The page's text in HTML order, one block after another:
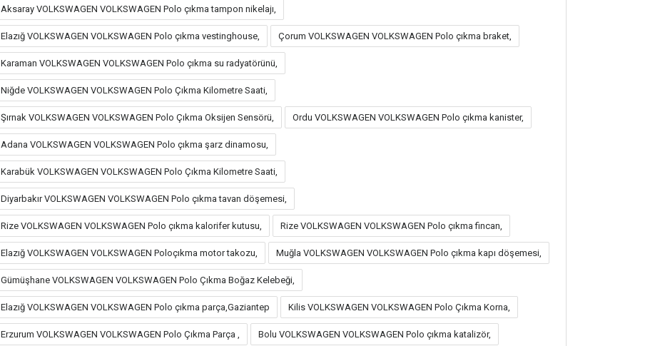
Aksaray VOLKSWAGEN VOLKSWAGEN Polo çıkma tampon nikelajı,
Elazığ VOLKSWAGEN VOLKSWAGEN Polo çıkma vestinghouse, Çorum VOLKSWAGEN VOLKSWAGEN Polo çıkma braket,
Karaman VOLKSWAGEN VOLKSWAGEN Polo çıkma su radyatörünü,
Niğde VOLKSWAGEN VOLKSWAGEN Polo Çıkma Kilometre Saati,
Şırnak VOLKSWAGEN VOLKSWAGEN Polo Çıkma Oksijen Sensörü, Ordu VOLKSWAGEN VOLKSWAGEN Polo çıkma kanister,
Adana VOLKSWAGEN VOLKSWAGEN Polo çıkma şarz dinamosu,
Karabük VOLKSWAGEN VOLKSWAGEN Polo Çıkma Kilometre Saati,
Diyarbakır VOLKSWAGEN VOLKSWAGEN Polo çıkma tavan döşemesi,
Rize VOLKSWAGEN VOLKSWAGEN Polo çıkma kalorifer kutusu, Rize VOLKSWAGEN VOLKSWAGEN Polo çıkma fincan,
Elazığ VOLKSWAGEN VOLKSWAGEN Poloçıkma motor takozu, Muğla VOLKSWAGEN VOLKSWAGEN Polo çıkma kapı döşemesi,
Gümüşhane VOLKSWAGEN VOLKSWAGEN Polo Çıkma Boğaz Kelebeği,
Elazığ VOLKSWAGEN VOLKSWAGEN Polo çıkma parça,Gaziantep Kilis VOLKSWAGEN VOLKSWAGEN Polo Çıkma Korna,
Erzurum VOLKSWAGEN VOLKSWAGEN Polo Çıkma Parça , Bolu VOLKSWAGEN VOLKSWAGEN Polo çıkma katalizör,